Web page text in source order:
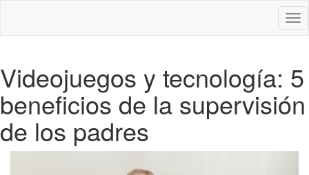
Videojuegos y tecnología: 5
beneficios de la supervisión
de los padres